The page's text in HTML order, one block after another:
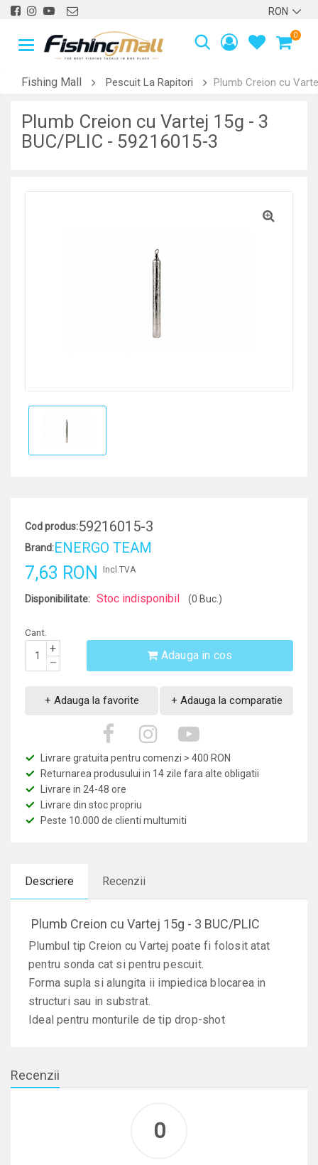
0
Fishing Mall Pescuit La Rapitori Plumb Creion cu
Plumb Creion cu Vartej 15g - 3
BUC/PLIC - 59216015-3
Cod produs:59216015-3
Brand:ENERGO TEAM
7,63 RON Incl.TVA
Disponibilitate: Stoc indisponibil (0 Buc.)
Cant.
+
–
Adauga in cos
+ Adauga la favorite + Adauga la comparatie
Livrare gratuita pentru comenzi > 400 RON
Returnarea produsului in 14 zile fara alte obligatii
Livrare in 24-48 ore
Livrare din stoc propriu
Peste 10.000 de clienti multumiti
Descriere Recenzii
Plumb Creion cu Vartej 15g - 3 BUC/PLIC
Plumbul tip Creion cu Vartej poate fi folosit atat
pentru sonda cat si pentru pescuit.
Forma supla si alungita ii impiedica blocarea in
structuri sau in substrat.
Ideal pentru monturile de tip drop-shot
Recenzii
0